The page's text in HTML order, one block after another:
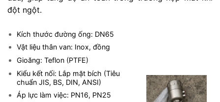
đột ngột.
Kích thước đường ống: DN65
Vật liệu thân van: Inox, đồng
Gioăng: Teflon (PTFE)
Kiểu kết nối: Lắp mặt bích (Tiêu
chuẩn JIS, BS, DIN, ANSI)
Áp lực làm việc: PN16, PN25